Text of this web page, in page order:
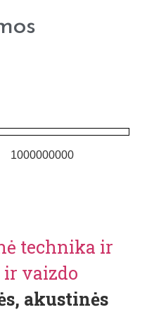
technika ir
ir vaizdo
akustinės